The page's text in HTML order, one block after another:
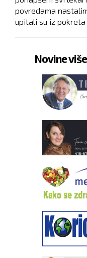
povredama
upitali su iz
Novine